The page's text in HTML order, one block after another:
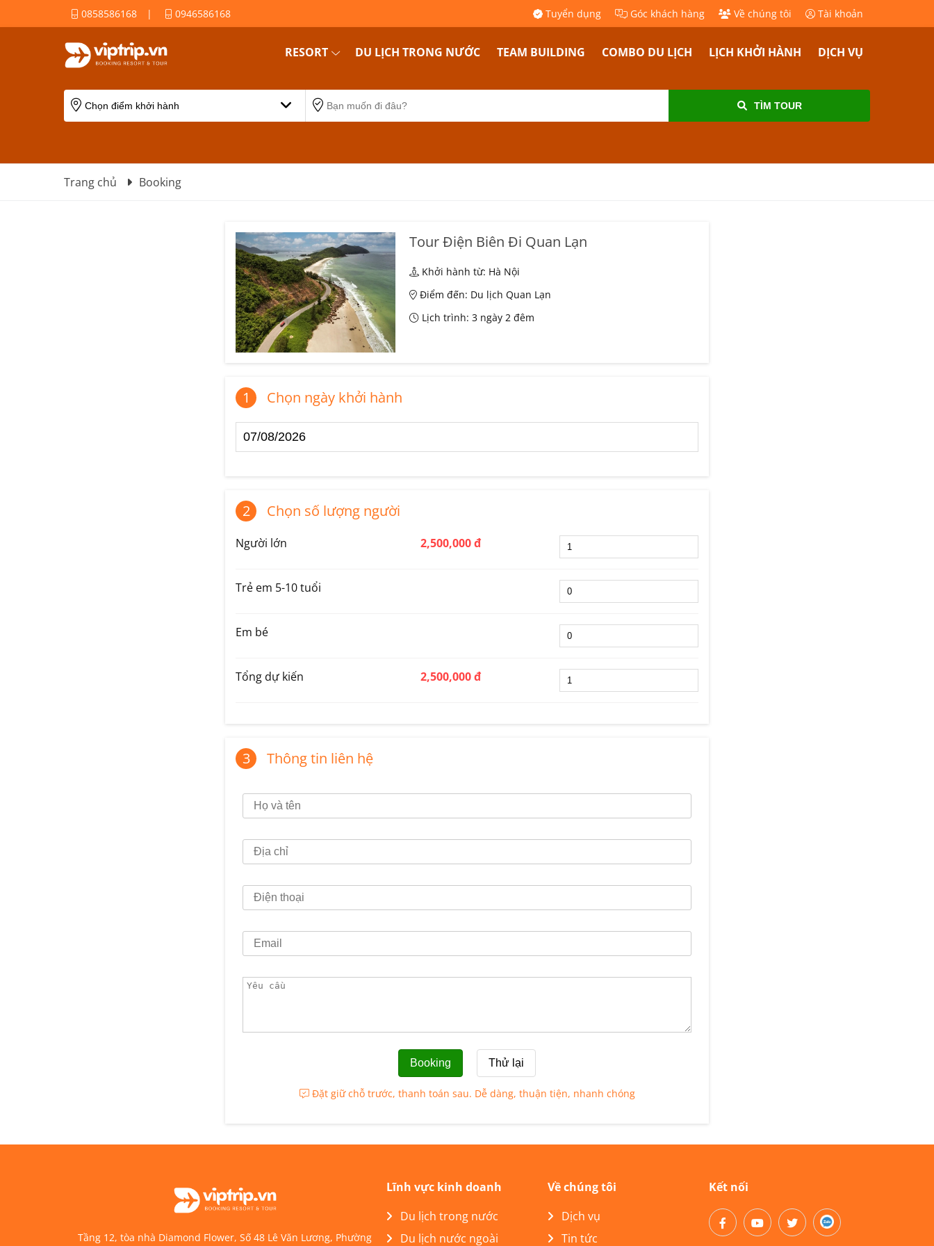
0858586168 | 0946586168 Tuyển dụng Góc khách hàng Về chúng tôi Tài khoản
RESORT DU LỊCH TRONG NƯỚC TEAM BUILDING COMBO DU LỊCH LỊCH KHỞI HÀNH DỊCH VỤ
TÌM TOUR
Trang chủ Booking
Tour Điện Biên Đi Quan Lạn
Khởi hành từ: Hà Nội
Điểm đến: Du lịch Quan Lạn
Lịch trình: 3 ngày 2 đêm
1 Chọn ngày khởi hành
2 Chọn số lượng người
Người lớn 2,500,000 đ
Trẻ em 5-10 tuổi
Em bé
Tổng dự kiến 2,500,000 đ
3 Thông tin liên hệ
Đặt giữ chỗ trước, thanh toán sau. Dễ dàng, thuận tiện, nhanh chóng
Tầng 12, tòa nhà Diamond Flower, Số 48 Lê Văn Lương, Phường
Lĩnh vực kinh doanh
Du lịch trong nước
Du lịch nước ngoài
Về chúng tôi
Dịch vụ
Tin tức
Kết nối